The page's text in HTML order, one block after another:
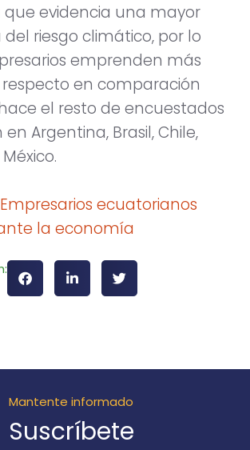
que evidencia una mayor
riesgo climático, por lo
emprenden más
en comparación
el resto de encuestados
Argentina, Brasil, Chile,
Empresarios ecuatorianos
la economía
Mantente informado
Suscríbete